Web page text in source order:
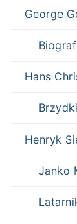
George
Hans
Henryk
Janko